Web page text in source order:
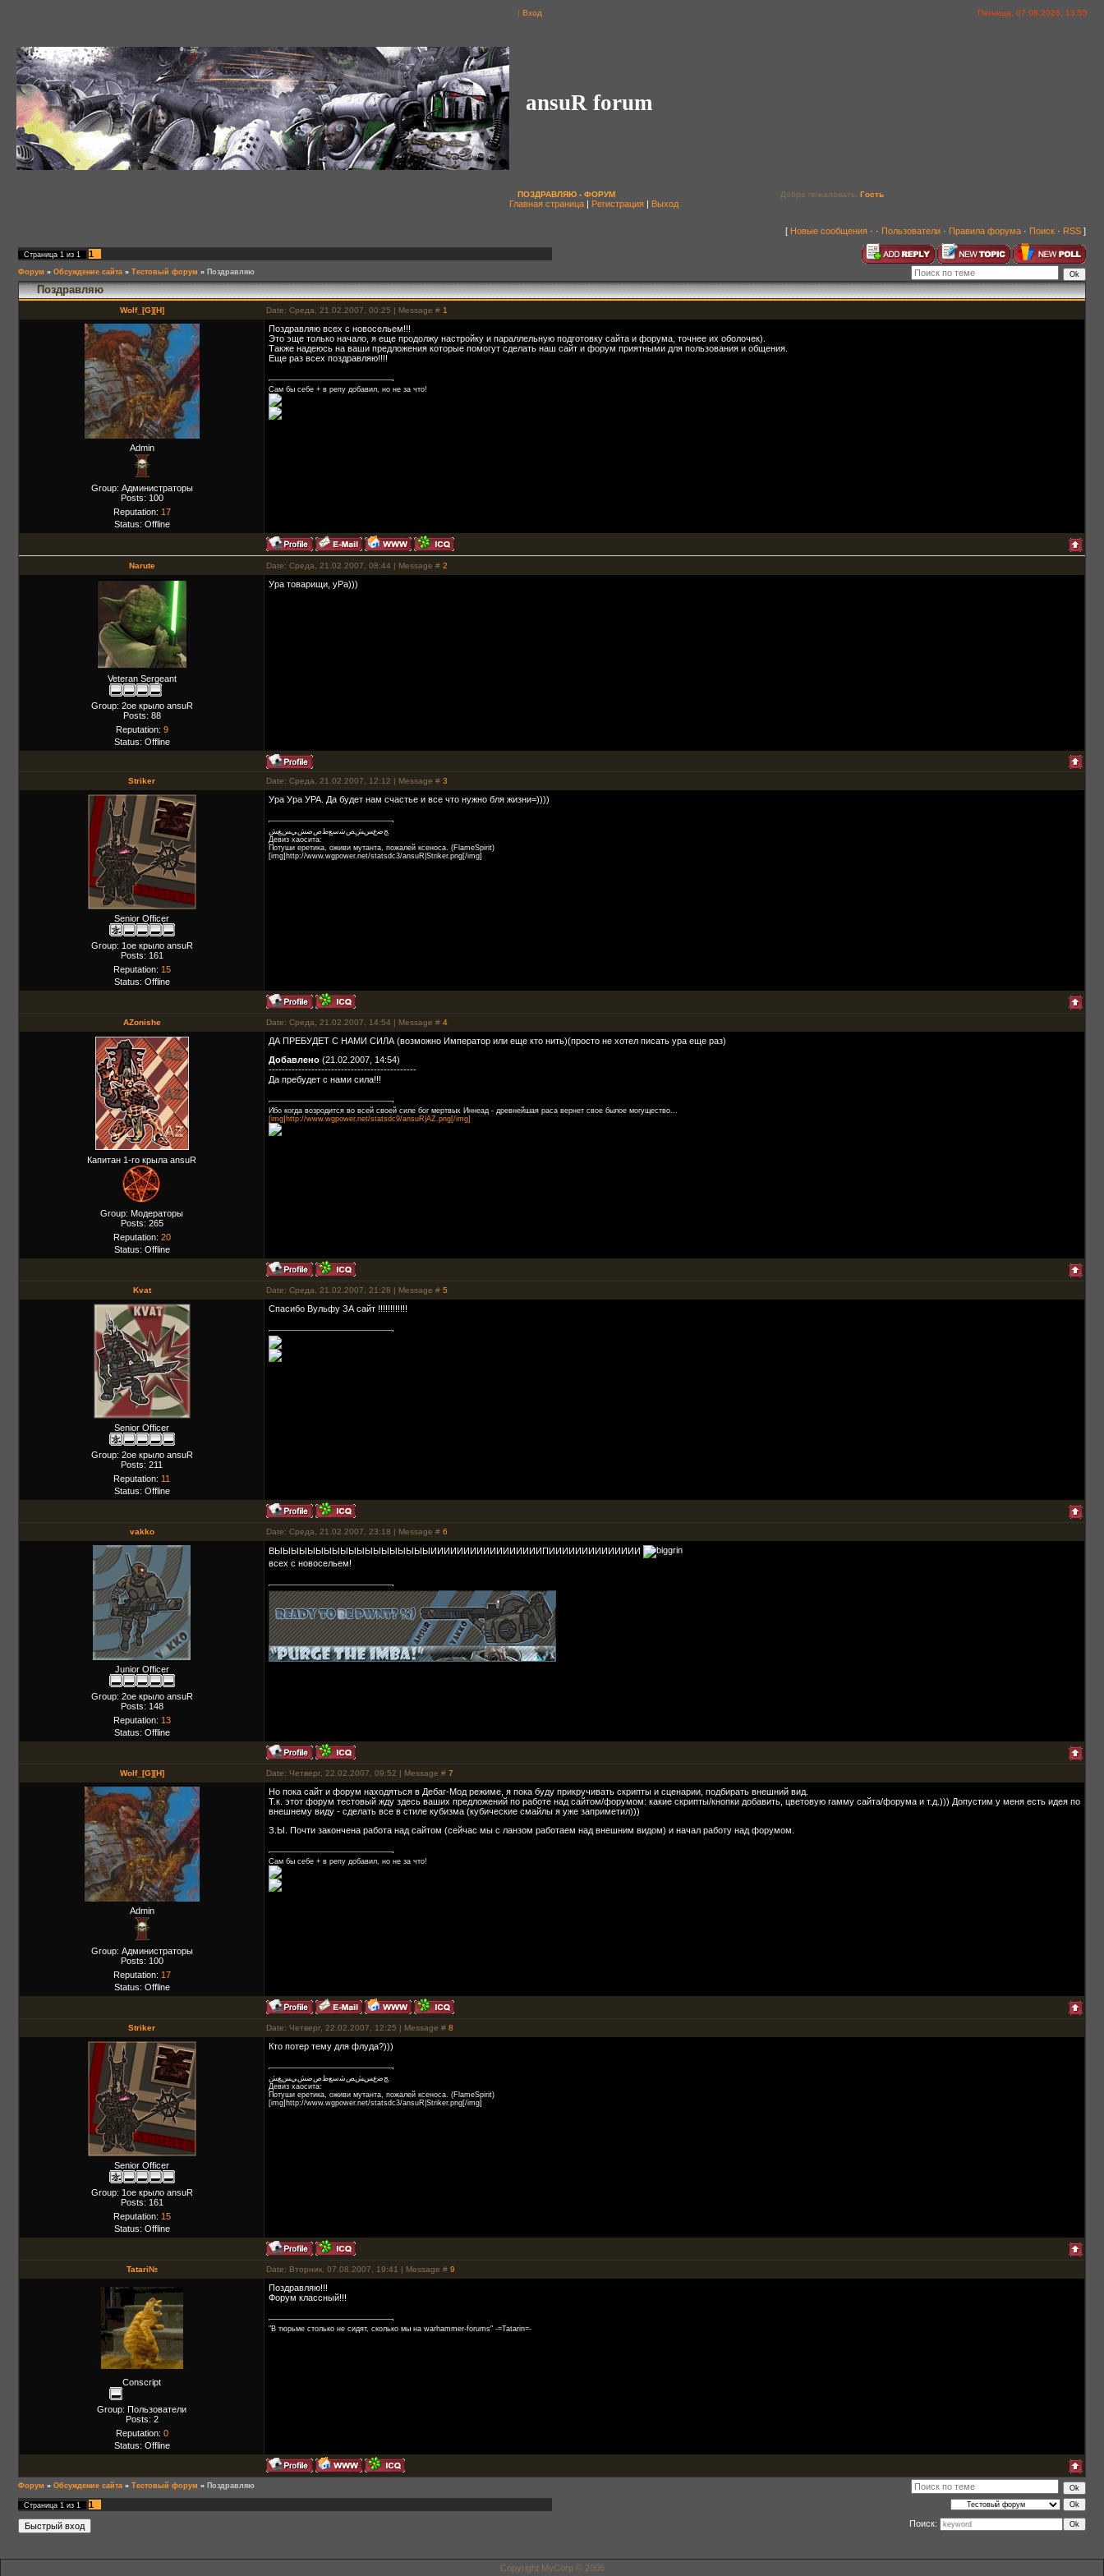
| Вход Пятница, 07.08.2026, 13:55
ansuR forum
ПОЗДРАВЛЯЮ - ФОРУМ Добро пожаловать, Гость
Главная страница | Регистрация | Выход
[ Новые сообщения · · Пользователи · Правила форума · Поиск · RSS ]
Страница 1 из 1 1
Форум » Обсуждение сайта » Тестовый форум » Поздравляю
Поздравляю
Wolf_[G][H] Date: Среда, 21.02.2007, 00:25 | Message # 1
Admin
Group: Администраторы
Posts: 100
Reputation: 17
Status: Offline
Поздравляю всех с новосельем!!!
Это эще только начало, я еще продолжу настройку и параллельную подготовку сайта и форума, точнее их оболочек).
Также надеюсь на ваши предложения которые помогут сделать наш сайт и форум приятными для пользования и общения.
Еще раз всех поздравляю!!!!
Сам бы себе + в репу добавил, но не за что!
Narute Date: Среда, 21.02.2007, 08:44 | Message # 2
Veteran Sergeant
Group: 2ое крыло ansuR
Posts: 88
Reputation: 9
Status: Offline
Ура товарищи, уРа)))
Striker Date: Среда, 21.02.2007, 12:12 | Message # 3
Senior Officer
Group: 1ое крыло ansuR
Posts: 161
Reputation: 15
Status: Offline
Ура Ура УРА. Да будет нам счастье и все что нужно бля жизни=))))
ﺞﺿﻉﺲﺶﺺﺷﺳﻊﻁﺹﺿﺶﻲﺲﻎﺶ
Девиз хаосита:
Потуши еретика, оживи мутанта, пожалей ксеноса. (FlameSpirit)
[img]http://www.wgpower.net/statsdc3/ansuR|Striker.png[/img]
AZonishe Date: Среда, 21.02.2007, 14:54 | Message # 4
Капитан 1-го крыла ansuR
Group: Модераторы
Posts: 265
Reputation: 20
Status: Offline
ДА ПРЕБУДЕТ С НАМИ СИЛА (возможно Император или еще кто нить)(просто не хотел писать ура еще раз)
Добавлено (21.02.2007, 14:54)
---------------------------------------------
Да пребудет с нами сила!!!
Ибо когда возродится во всей своей силе бог мертвых Иннеад - древнейшая раса вернет свое былое могущество...
[img]http://www.wgpower.net/statsdc9/ansuR|AZ.png[/img]
Kvat Date: Среда, 21.02.2007, 21:28 | Message # 5
Senior Officer
Group: 2ое крыло ansuR
Posts: 211
Reputation: 11
Status: Offline
Спасибо Вульфу ЗА сайт !!!!!!!!!!!!
vakko Date: Среда, 21.02.2007, 23:18 | Message # 6
Junior Officer
Group: 2ое крыло ansuR
Posts: 148
Reputation: 13
Status: Offline
ВЫЫЫЫЫЫЫЫЫЫЫЫЫЫЫЫЫЫЫИИИИИИИИИИИИИИИИИПИИИИИИИИИИИИИИ
всех с новосельем!
Wolf_[G][H] Date: Четверг, 22.02.2007, 09:52 | Message # 7
Admin
Group: Администраторы
Posts: 100
Reputation: 17
Status: Offline
Но пока сайт и форум находяться в Дебаг-Мод режиме, я пока буду прикручивать скрипты и сценарии, подбирать внешний вид.
Т.к. этот форум тестовый жду здесь ваших предложений по работе над сайтом/форумом: какие скрипты/кнопки добавить, цветовую гамму сайта/форума и т.д.))) Допустим у меня есть идея по
внешнему виду - сделать все в стиле кубизма (кубические смайлы я уже заприметил)))
З.Ы. Почти закончена работа над сайтом (сейчас мы с ланзом работаем над внешним видом) и начал работу над форумом.
Сам бы себе + в репу добавил, но не за что!
Striker Date: Четверг, 22.02.2007, 12:25 | Message # 8
Senior Officer
Group: 1ое крыло ansuR
Posts: 161
Reputation: 15
Status: Offline
Кто потер тему для флуда?)))
ﺞﺿﻉﺲﺶﺺﺷﺳﻊﻁﺹﺿﺶﻲﺲﻎﺶ
Девиз хаосита:
Потуши еретика, оживи мутанта, пожалей ксеноса. (FlameSpirit)
[img]http://www.wgpower.net/statsdc3/ansuR|Striker.png[/img]
Tatari№ Date: Вторник, 07.08.2007, 19:41 | Message # 9
Conscript
Group: Пользователи
Posts: 2
Reputation: 0
Status: Offline
Поздравляю!!!
Форум классный!!!
"В тюрьме столько не сидят, сколько мы на warhammer-forums" -=Tatarin=-
Форум » Обсуждение сайта » Тестовый форум » Поздравляю
Страница 1 из 1
1
Поиск:
Copyright MyCorp © 2006